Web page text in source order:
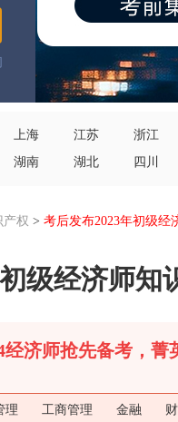
上海 江苏 浙江
湖南 湖北 四川
产权 > 考后发布2023年初级经
级经济师知
经济师抢先备考，菁
理 工商管理 金融